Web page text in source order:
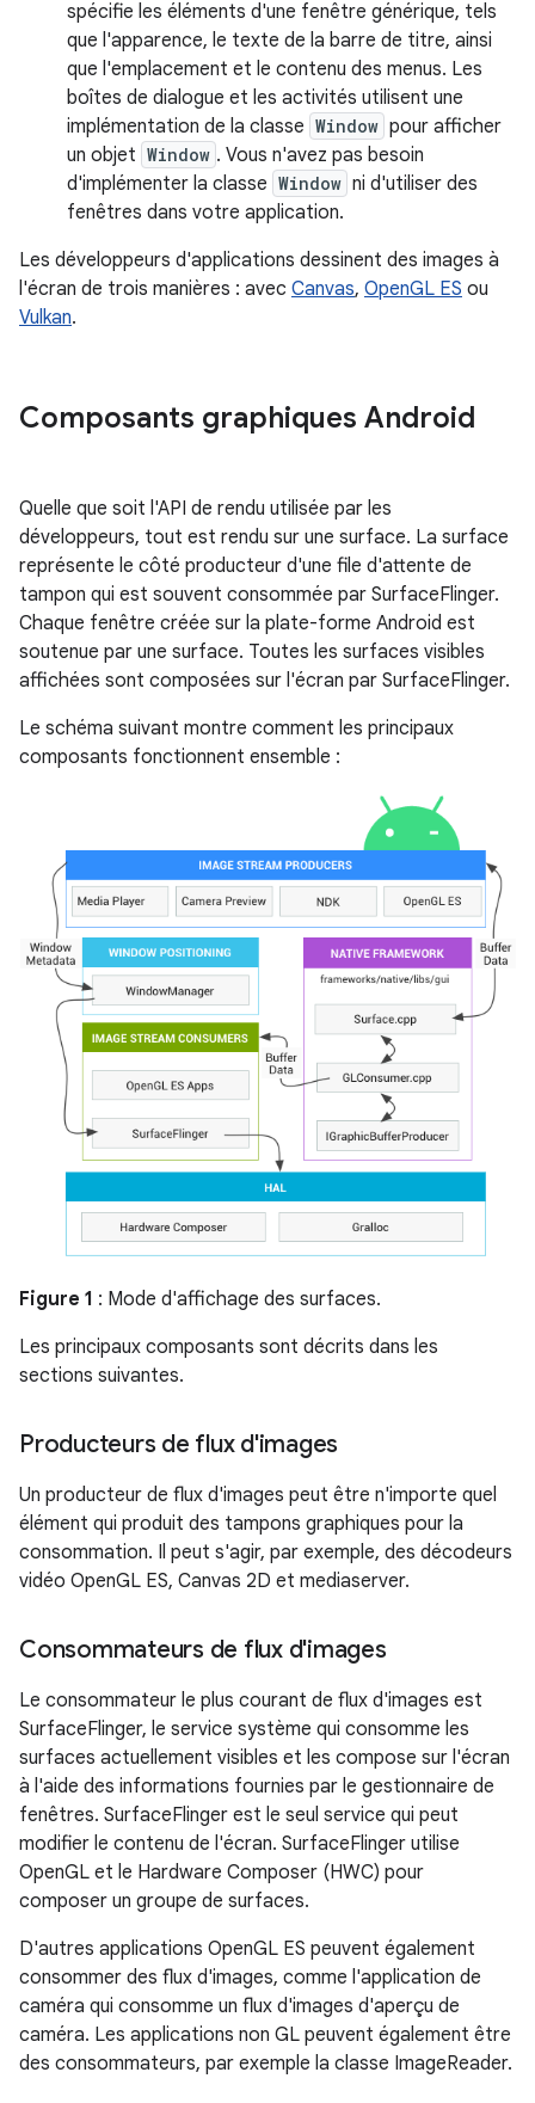
spécifie les éléments d'une fenêtre générique, tels
que l'apparence, le texte de la barre de titre, ainsi
que l'emplacement et le contenu des menus. Les
boîtes de dialogue et les activités utilisent une
implémentation de la classe Window pour afficher
un objet Window . Vous n'avez pas besoin
d'implémenter la classe Window ni d'utiliser des
fenêtres dans votre application.
Les développeurs d'applications dessinent des images à
l'écran de trois manières : avec Canvas, OpenGL ES ou
Vulkan.
Composants graphiques Android
Quelle que soit l'API de rendu utilisée par les
développeurs, tout est rendu sur une surface. La surface
représente le côté producteur d'une file d'attente de
tampon qui est souvent consommée par SurfaceFlinger.
Chaque fenêtre créée sur la plate-forme Android est
soutenue par une surface. Toutes les surfaces visibles
affichées sont composées sur l'écran par SurfaceFlinger.
Le schéma suivant montre comment les principaux
composants fonctionnent ensemble :
Figure 1 : Mode d'affichage des surfaces.
Les principaux composants sont décrits dans les
sections suivantes.
Producteurs de flux d'images
Un producteur de flux d'images peut être n'importe quel
élément qui produit des tampons graphiques pour la
consommation. Il peut s'agir, par exemple, des décodeurs
vidéo OpenGL ES, Canvas 2D et mediaserver.
Consommateurs de flux d'images
Le consommateur le plus courant de flux d'images est
SurfaceFlinger, le service système qui consomme les
surfaces actuellement visibles et les compose sur l'écran
à l'aide des informations fournies par le gestionnaire de
fenêtres. SurfaceFlinger est le seul service qui peut
modifier le contenu de l'écran. SurfaceFlinger utilise
OpenGL et le Hardware Composer (HWC) pour
composer un groupe de surfaces.
D'autres applications OpenGL ES peuvent également
consommer des flux d'images, comme l'application de
caméra qui consomme un flux d'images d'aperçu de
caméra. Les applications non GL peuvent également être
des consommateurs, par exemple la classe ImageReader.